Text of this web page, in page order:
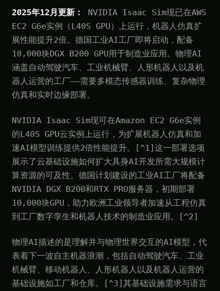
2025年12月更新：
NVIDIA Isaac Sim现已在AWS
EC2 G6e实例（L40S GPU）上运行，机器人仿真扩
展性能提升2倍。德国工业AI工厂即将启动，配备
10,000块DGX B200 GPU用于制造业应用。物理AI
涵盖自动驾驶汽车、工业机械臂、人形机器人以及机
器人运营的工厂——需要多模态传感器训练、复杂物理
仿真和实时边缘部署。
NVIDIA Isaac Sim现可在Amazon EC2 G6e实例
的L40S GPU云实例上运行，为扩展机器人仿真和加
速AI模型训练提供2倍性能提升。[^1]这一部署选项
展示了云基础设施如何扩大具身AI开发所需大规模计
算资源的可及性。德国计划建设的工业AI工厂将配备
NVIDIA DGX B200和RTX PRO服务器，初期部署
10,000块GPU，助力欧洲工业领导者加速从工程仿真
到工厂数字孪生和机器人技术的制造业应用。[^2]
物理AI描述的是理解并与物理世界交互的AI模型，代
表着下一波自主机器浪潮，包括自动驾驶汽车、工业
机械臂、移动机器人、人形机器人以及机器人运营的
基础设施如工厂和仓库。[^3]其基础设施需求与语言